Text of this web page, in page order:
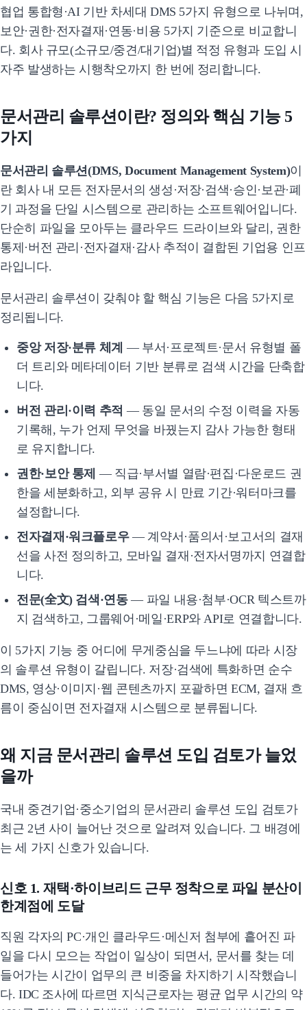
협업 통합형·AI 기반 차세대 DMS 5가지 유형으로 나뉘며,
보안·권한·전자결재·연동·비용 5가지 기준으로 비교합니
다. 회사 규모(소규모/중견/대기업)별 적정 유형과 도입 시
자주 발생하는 시행착오까지 한 번에 정리합니다.
문서관리 솔루션이란? 정의와 핵심 기능 5
가지
문서관리 솔루션(DMS, Document Management System)이
란 회사 내 모든 전자문서의 생성·저장·검색·승인·보관·폐
기 과정을 단일 시스템으로 관리하는 소프트웨어입니다.
단순히 파일을 모아두는 클라우드 드라이브와 달리, 권한
통제·버전 관리·전자결재·감사 추적이 결합된 기업용 인프
라입니다.
문서관리 솔루션이 갖춰야 할 핵심 기능은 다음 5가지로
정리됩니다.
중앙 저장·분류 체계 — 부서·프로젝트·문서 유형별 폴
더 트리와 메타데이터 기반 분류로 검색 시간을 단축합
니다.
버전 관리·이력 추적 — 동일 문서의 수정 이력을 자동
기록해, 누가 언제 무엇을 바꿨는지 감사 가능한 형태
로 유지합니다.
권한·보안 통제 — 직급·부서별 열람·편집·다운로드 권
한을 세분화하고, 외부 공유 시 만료 기간·워터마크를
설정합니다.
전자결재·워크플로우— 계약서·품의서·보고서의 결재
선을 사전 정의하고, 모바일 결재·전자서명까지 연결합
니다.
전문(全文) 검색·연동— 파일 내용·첨부·OCR 텍스트까
지 검색하고, 그룹웨어·메일·ERP와 API로 연결합니다.
이 5가지 기능 중 어디에 무게중심을 두느냐에 따라 시장
의 솔루션 유형이 갈립니다. 저장·검색에 특화하면 순수
DMS, 영상·이미지·웹 콘텐츠까지 포괄하면 ECM, 결재 흐
름이 중심이면 전자결재 시스템으로 분류됩니다.
왜 지금 문서관리 솔루션 도입 검토가 늘었
을까
국내 중견기업·중소기업의 문서관리 솔루션 도입 검토가
최근 2년 사이 늘어난 것으로 알려져 있습니다. 그 배경에
는 세 가지 신호가 있습니다.
신호 1. 재택·하이브리드 근무 정착으로 파일 분산이
한계점에 도달
직원 각자의 PC·개인 클라우드·메신저 첨부에 흩어진 파
일을 다시 모으는 작업이 일상이 되면서, 문서를 찾는 데
들어가는 시간이 업무의 큰 비중을 차지하기 시작했습니
다. IDC 조사에 따르면 지식근로자는 평균 업무 시간의 약